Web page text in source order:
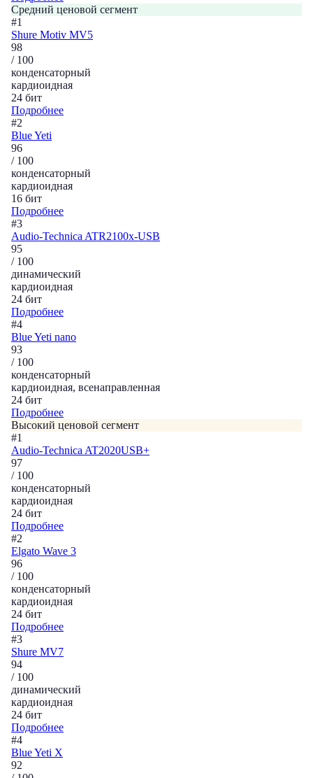
Средний ценовой сегмент
#1
Shure Motiv MV5
98
/ 100
конденсаторный
кардиоидная
24 бит
Подробнее
#2
Blue Yeti
96
/ 100
конденсаторный
кардиоидная
16 бит
Подробнее
#3
Audio-Technica ATR2100x-USB
95
/ 100
динамический
кардиоидная
24 бит
Подробнее
#4
Blue Yeti nano
93
/ 100
конденсаторный
кардиоидная, всенаправленная
24 бит
Подробнее
Высокий ценовой сегмент
#1
Audio-Technica AT2020USB+
97
/ 100
конденсаторный
кардиоидная
24 бит
Подробнее
#2
Elgato Wave 3
96
/ 100
конденсаторный
кардиоидная
24 бит
Подробнее
#3
Shure MV7
94
/ 100
динамический
кардиоидная
24 бит
Подробнее
#4
Blue Yeti X
92